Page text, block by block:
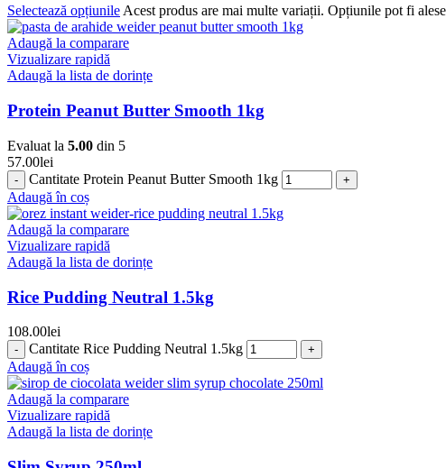
Selectează opțiunileAcest produs are mai multe variații. Opțiunile pot fi
Adaugă la comparare
Vizualizare rapidă
Adaugă la lista de dorințe
Protein Peanut Butter Smooth 1kg
Evaluat la 5.00 din 5
57.00lei
Cantitate Protein Peanut Butter Smooth 1kg
Adaugă în coș
Adaugă la comparare
Vizualizare rapidă
Adaugă la lista de dorințe
Rice Pudding Neutral 1.5kg
108.00lei
Cantitate Rice Pudding Neutral 1.5kg
Adaugă în coș
Adaugă la comparare
Vizualizare rapidă
Adaugă la lista de dorințe